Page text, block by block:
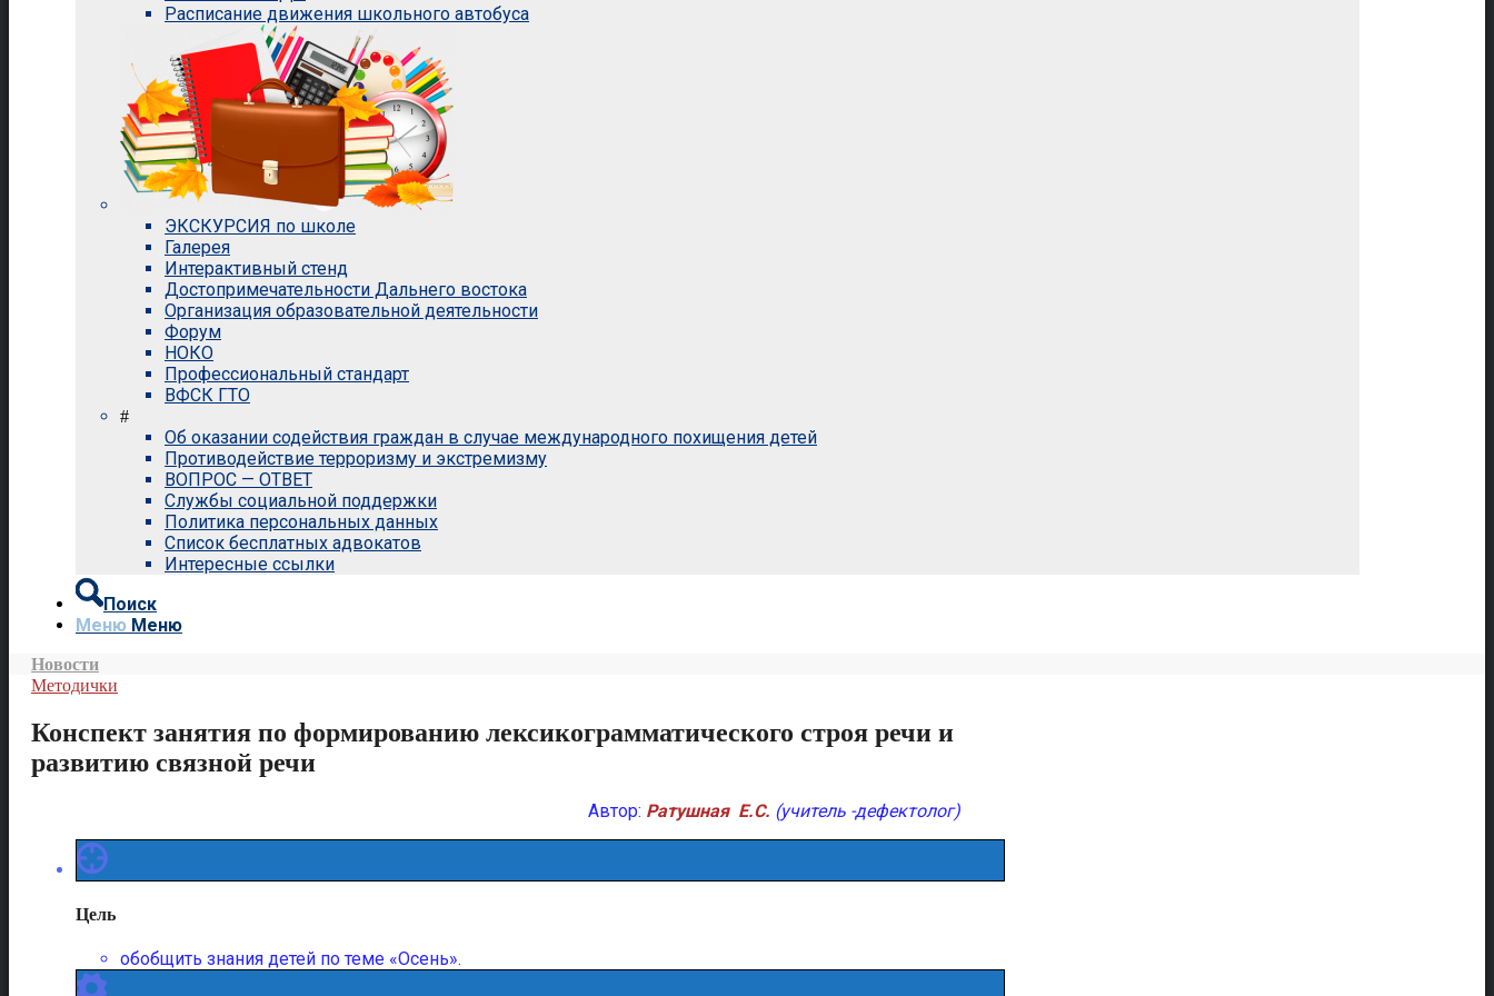
Расписание движения школьного автобуса
ЭКСКУРСИЯ по школе
Галерея
Интерактивный стенд
Достопримечательности Дальнего востока
Организация образовательной деятельности
Форум
НОКО
Профессиональный стандарт
ВФСК ГТО
#
Об оказании содействия граждан в случае международного похищения детей
Противодействие терроризму и экстремизму
ВОПРОС — ОТВЕТ
Службы социальной поддержки
Политика персональных данных
Список бесплатных адвокатов
Интересные ссылки
Поиск
Меню Меню
Новости
Методички
Конспект занятия по формированию лексикограмматического строя речи и
развитию связной речи
Автор: Ратушная Е.С. (учитель -дефектолог)
Цель
обобщить знания детей по теме «Осень».